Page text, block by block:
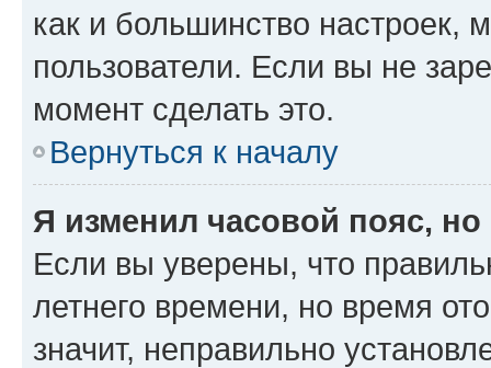
как и большинство настроек,
пользователи. Если вы не
момент сделать это.
Вернуться к началу
Я изменил часовой пояс,
Если вы уверены, что
летнего времени, но время
значит, неправильно